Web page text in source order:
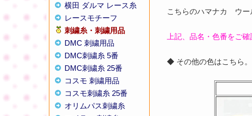
横田 ダルマ レース糸
レースモチーフ
刺繍糸・刺繍用品
DMC 刺繍用品
DMC刺繍糸 5番
DMC刺繍糸 25番
コスモ 刺繍用品
コスモ刺繍糸 25番
オリムパス刺繍糸
こちらのハマナカ ウー
上記、品名・色番をご
◆ その他の色はこち